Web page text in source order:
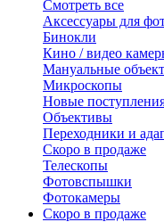
Смотреть все
Аксессуары для
Бинокли
Кино / видео
Мануальные
Микроскопы
Новые
Объективы
Переходники и
Скоро в продаже
Телескопы
Фотовспышки
Фотокамеры
Скоро в продаже